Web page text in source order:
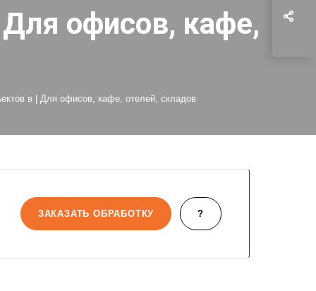
офисов, кафе,
в | Для офисов, кафе, отелей, складов
ЗАКАЗАТЬ ОБРАБОТКУ ?